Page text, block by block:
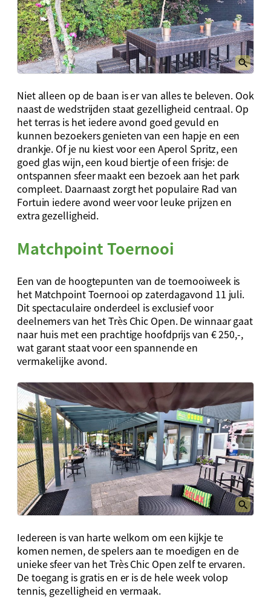
Niet alleen op de baan is er van alles te beleven. Ook
naast de wedstrijden staat gezelligheid centraal. Op
het terras is het iedere avond goed gevuld en
kunnen bezoekers genieten van een hapje en een
drankje. Of je nu kiest voor een Aperol Spritz, een
goed glas wijn, een koud biertje of een frisje: de
ontspannen sfeer maakt een bezoek aan het park
compleet. Daarnaast zorgt het populaire Rad van
Fortuin iedere avond weer voor leuke prijzen en
extra gezelligheid.
Matchpoint Toernooi
Een van de hoogtepunten van de toernooiweek is
het Matchpoint Toernooi op zaterdagavond 11 juli.
Dit spectaculaire onderdeel is exclusief voor
deelnemers van het Très Chic Open. De winnaar gaat
naar huis met een prachtige hoofdprijs van € 250,-,
wat garant staat voor een spannende en
vermakelijke avond.
Iedereen is van harte welkom om een kijkje te
komen nemen, de spelers aan te moedigen en de
unieke sfeer van het Très Chic Open zelf te ervaren.
De toegang is gratis en er is de hele week volop
tennis, gezelligheid en vermaak.